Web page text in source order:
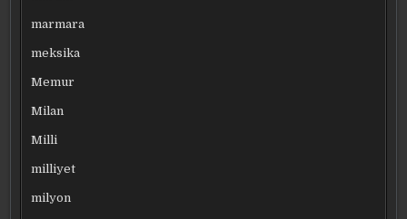
marmara
meksika
Memur
Milan
Milli
milliyet
milyon